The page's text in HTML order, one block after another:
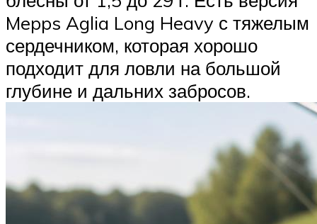
Mepps Aglia Long Heavy с тяжелым
сердечником, которая хорошо
подходит для ловли на большой
глубине и дальних забросов.